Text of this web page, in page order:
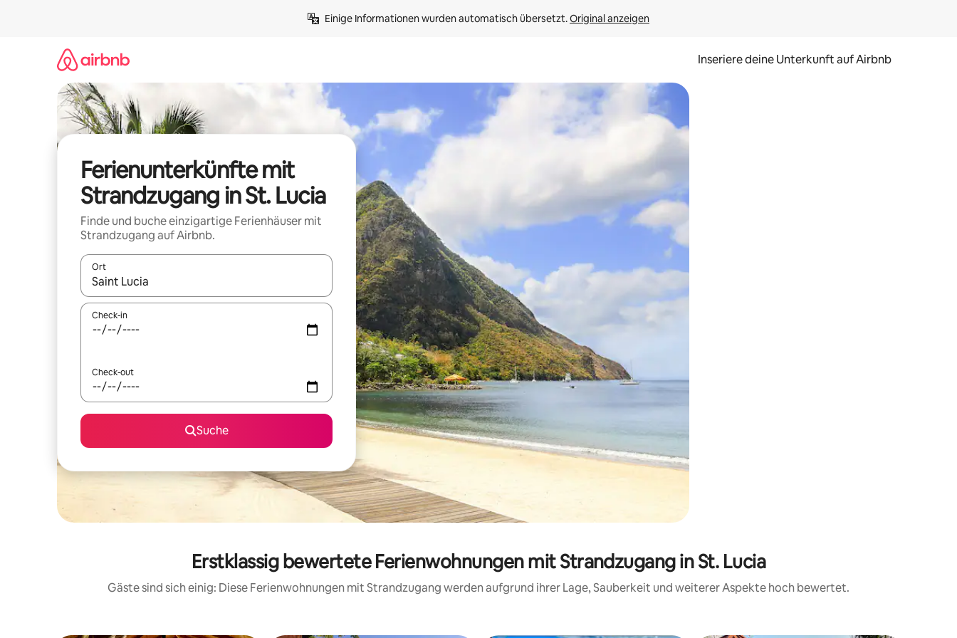
Einige Informationen wurden automatisch übersetzt. Original anzeigen
Inseriere deine Unterkunft auf Airbnb
Ferienunterkünfte mit
Strandzugang in St. Lucia
Finde und buche einzigartige Ferienhäuser mit
Strandzugang auf Airbnb.
Ort
Wenn Ergebnisse verfügbar sind, navigiere mit den Pfeiltasten nach oben und unten oder erkunde die Ergebnisse durch Berühren oder Wischgesten.
Check-in
Check-out
Suche
Erstklassig bewertete Ferienwohnungen mit Strandzugang in St. Lucia
Gäste sind sich einig: Diese Ferienwohnungen mit Strandzugang werden aufgrund ihrer Lage, Sauberkeit und weiterer Aspekte hoch bewertet.